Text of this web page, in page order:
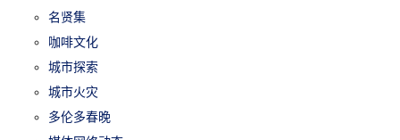
名贤集
咖啡文化
城市探索
城市火灾
多伦多春晚